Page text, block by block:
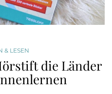
& LESEN
die Länder